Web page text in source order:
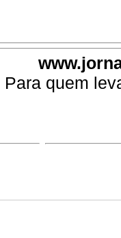
Para quem